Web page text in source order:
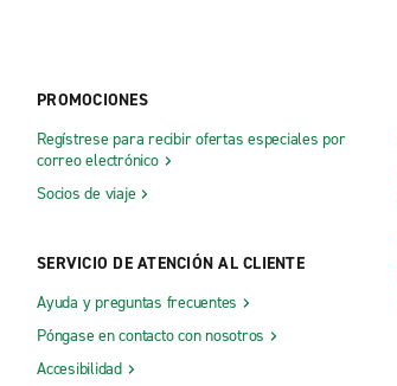
PROMOCIONES
Regístrese para recibir ofertas especiales por
correo electrónico
Socios de viaje
SERVICIO DE ATENCIÓN AL CLIENTE
Ayuda y preguntas frecuentes
Póngase en contacto con nosotros
Accesibilidad